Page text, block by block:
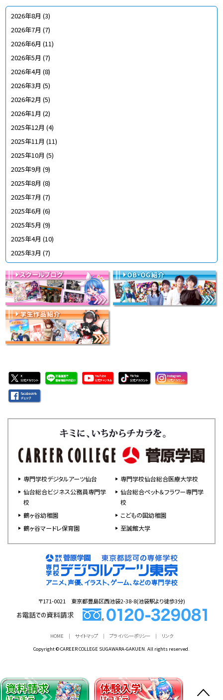
2026年8月 (3)
2026年7月 (7)
2026年6月 (11)
2026年5月 (7)
2026年4月 (8)
2026年3月 (5)
2026年2月 (5)
2026年1月 (2)
2025年12月 (4)
2025年11月 (11)
2025年10月 (5)
2025年9月 (9)
2025年8月 (8)
2025年7月 (7)
2025年6月 (6)
2025年5月 (9)
2025年4月 (10)
2025年3月 (7)
専門学校デジタルアーツ仙台
専門学校仙台総合医療大学校
仙台総合ビジネス公務員専門学
校
仙台総合ペット＆フラワー専門学
校
鶴ヶ谷幼稚園
こどもの国幼稚園
鶴ヶ谷マードレ保育園
至誠館大学
〒171-0021 東京都豊島区西池袋2-38-8(池袋駅より徒歩3分)
Copyright © CAREER COLLEGE SUGAWARA-GAKUEN. All rights reserved.
HOME サイトマップ プライバシーポリシー リンク